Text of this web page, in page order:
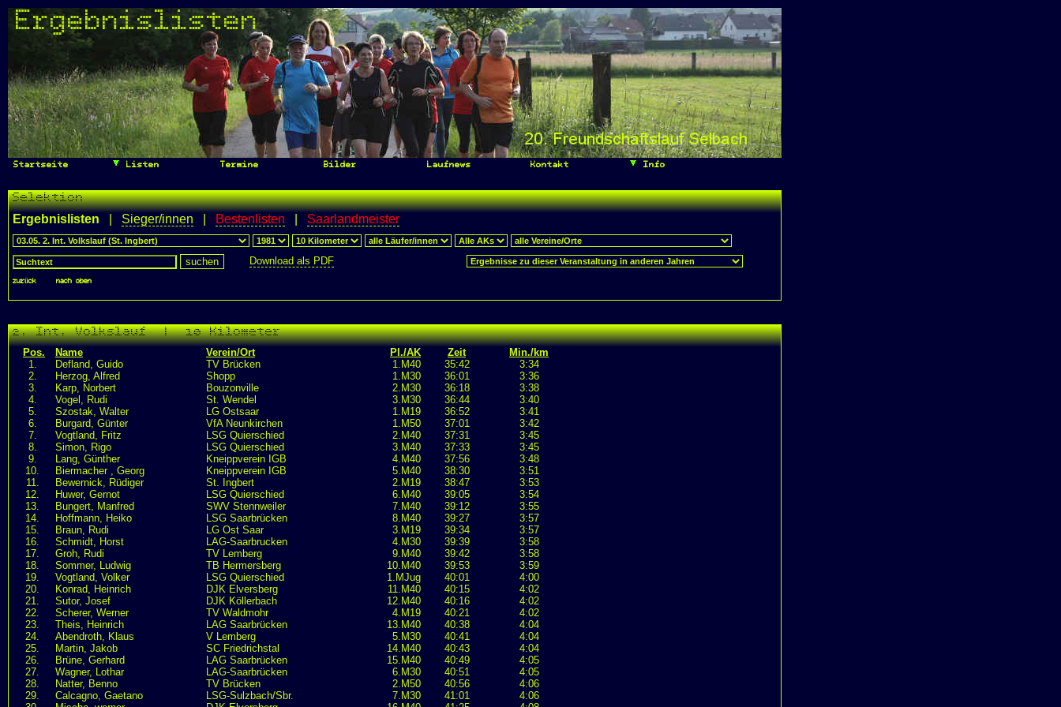
Ergebnislisten
Startseite Listen Termine Bilder Laufnews Kontakt Info
Selektion
Ergebnislisten Sieger/innen Bestenlisten Saarlandmeister
Download als PDF
zurück nach oben
2. Int. Volkslauf | 10 Kilometer
Pos. Name Verein/Ort Pl./AK Zeit
Min./km
1.
Defland, Guido TV Brücken 1.M40 35:42
3:34
2.
Herzog, Alfred Shopp 1.M30 36:01
3:36
3.
Karp, Norbert Bouzonville 2.M30 36:18
3:38
4.
Vogel, Rudi St. Wendel 3.M30 36:44
3:40
5.
Szostak, Walter LG Ostsaar 1.M19 36:52
3:41
6.
Burgard, Günter VfA Neunkirchen 1.M50 37:01
3:42
7.
Vogtland, Fritz LSG Quierschied 2.M40 37:31
3:45
8.
Simon, Rigo LSG Quierschied 3.M40 37:33
3:45
9.
Lang, Günther Kneippverein IGB 4.M40 37:56
3:48
10.
Biermacher , Georg Kneippverein IGB 5.M40 38:30
3:51
11.
Bewernick, Rüdiger St. Ingbert 2.M19 38:47
3:53
12.
Huwer, Gernot LSG Quierschied 6.M40 39:05
3:54
13.
Bungert, Manfred SWV Stennweiler 7.M40 39:12
3:55
14.
Hoffmann, Heiko LSG Saarbrücken 8.M40 39:27
3:57
15.
Braun, Rudi LG Ost Saar 3.M19 39:34
3:57
16.
Schmidt, Horst LAG-Saarbrucken 4.M30 39:39
3:58
17.
Groh, Rudi TV Lemberg 9.M40 39:42
3:58
18.
Sommer, Ludwig TB Hermersberg 10.M40 39:53
3:59
19.
Vogtland, Volker LSG Quierschied 1.MJug 40:01
4:00
20.
Konrad, Heinrich DJK Elversberg 11.M40 40:15
4:02
21.
Sutor, Josef DJK Köllerbach 12.M40 40:16
4:02
22.
Scherer, Werner TV Waldmohr 4.M19 40:21
4:02
23.
Theis, Heinrich LAG Saarbrücken 13.M40 40:38
4:04
24.
Abendroth, Klaus V Lemberg 5.M30 40:41
4:04
25.
Martin, Jakob SC Friedrichstal 14.M40 40:43
4:04
26.
Brüne, Gerhard LAG Saarbrücken 15.M40 40:49
4:05
27.
Wagner, Lothar LAG-Saarbrücken 6.M30 40:51
4:05
28.
Natter, Benno TV Brücken 2.M50 40:56
4:06
29.
Calcagno, Gaetano LSG-Sulzbach/Sbr. 7.M30 41:01
4:06